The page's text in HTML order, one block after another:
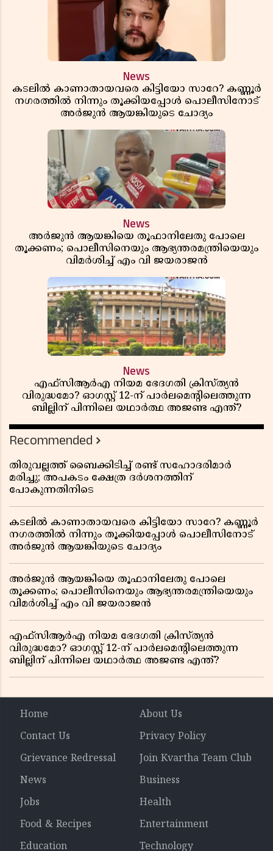
News
കടലിൽ കാണാതായവരെ കിട്ടിയോ സാറേ? കണ്ണൂർ
നഗരത്തിൽ നിന്നും തൂക്കിയപ്പോൾ പൊലീസിനോട്
അർജുൻ ആയങ്കിയുടെ ചോദ്യം
News
അർജുൻ ആയങ്കിയെ തൂഫാനിലേതു പോലെ
തൂക്കണം; പൊലീസിനെയും ആഭ്യന്തരമന്ത്രിയെയും
വിമർശിച്ച് എം വി ജയരാജൻ
News
എഫ്സിആർഎ നിയമ ഭേദഗതി ക്രിസ്ത്യൻ
വിരുദ്ധമോ? ഓഗസ്റ്റ് 12-ന് പാർലമെന്റിലെത്തുന്ന
ബില്ലിന് പിന്നിലെ യഥാർത്ഥ അജണ്ട എന്ത്?
Recommended
തിരുവല്ലത്ത് ബൈക്കിടിച്ച് രണ്ട് സഹോദരിമാർ
മരിച്ചു; അപകടം ക്ഷേത്ര ദർശനത്തിന്
പോകുന്നതിനിടെ
കടലിൽ കാണാതായവരെ കിട്ടിയോ സാറേ? കണ്ണൂർ
നഗരത്തിൽ നിന്നും തൂക്കിയപ്പോൾ പൊലീസിനോട്
അർജുൻ ആയങ്കിയുടെ ചോദ്യം
അർജുൻ ആയങ്കിയെ തൂഫാനിലേതു പോലെ
തൂക്കണം; പൊലീസിനെയും ആഭ്യന്തരമന്ത്രിയെയും
വിമർശിച്ച് എം വി ജയരാജൻ
എഫ്സിആർഎ നിയമ ഭേദഗതി ക്രിസ്ത്യൻ
വിരുദ്ധമോ? ഓഗസ്റ്റ് 12-ന് പാർലമെന്റിലെത്തുന്ന
ബില്ലിന് പിന്നിലെ യഥാർത്ഥ അജണ്ട എന്ത്?
Home
About Us
Contact Us
Privacy Policy
Grievance Redressal
Join Kvartha Team Club
News
Business
Jobs
Health
Food & Recipes
Entertainment
Education
Technology